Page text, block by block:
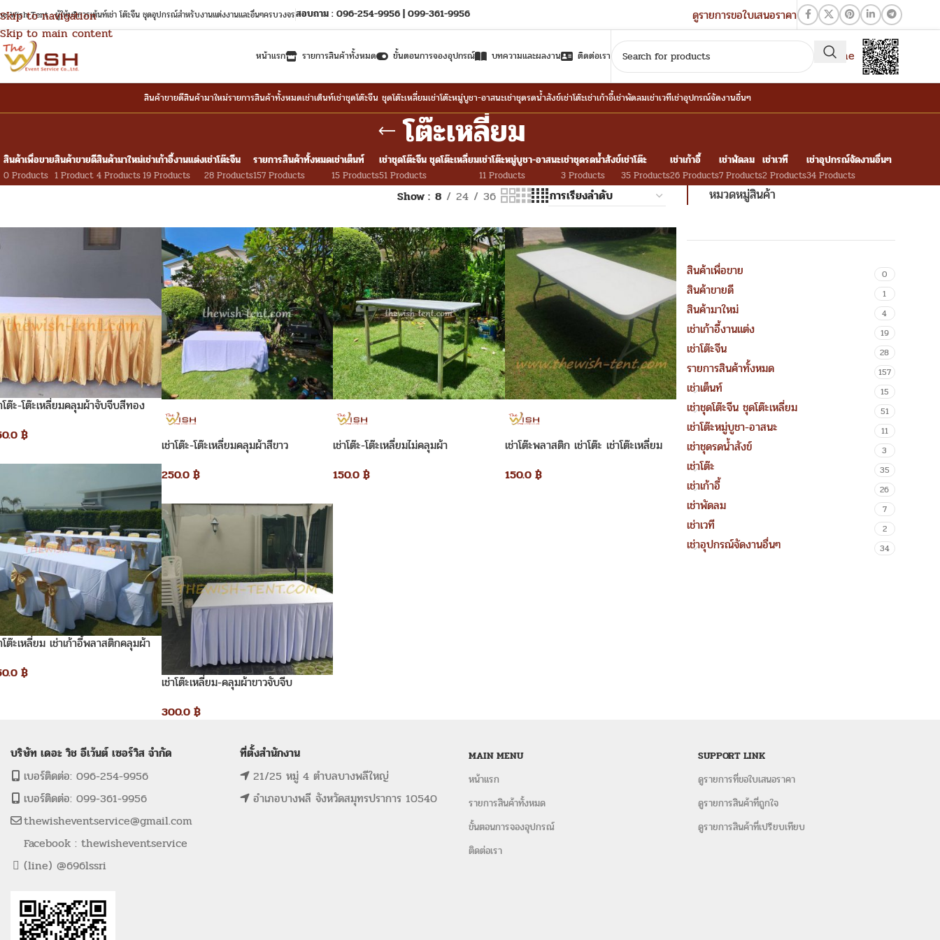
Skip to navigation
Skip to main content
Wish Tent : ผู้ให้บริการเต้นท์เช่า โต๊ะจีน ชุดอุปกรณ์สำหรับงานแต่งงานและอื่นๆครบวงจรสอบถาม : 096-254-9956 | 099-361-9956 ดูรายการขอใบเสนอราคา
หน้าแรก รายการสินค้าทั้งหมด ขั้นตอนการจองอุปกรณ์ บทความและผลงาน ติดต่อเรา QR-Line
สินค้าขายดีสินค้ามาใหม่รายการสินค้าทั้งหมดเช่าเต็นท์เช่าชุดโต๊ะจีน ชุดโต๊ะเหลี่ยมเช่าโต๊ะหมู่บูชา-อาสนะเช่าชุดรดน้ำสังข์เช่าโต๊ะเช่าเก้าอี้เช่าพัดลมเช่าเวทีเช่าอุปกรณ์จัดงานอื่นๆ
โต๊ะเหลี่ยม
สินค้าเพื่อขาย
0 Products
สินค้าขายดี
1 Product
สินค้ามาใหม่
4 Products
เช่าเก้าอี้งานแต่ง
19 Products
เช่าโต๊ะจีน
28 Products
รายการสินค้าทั้งหมด
157 Products
เช่าเต็นท์
15 Products
เช่าชุดโต๊ะจีน ชุดโต๊ะเหลี่ยม
51 Products
เช่าโต๊ะหมู่บูชา-อาสนะ
11 Products
เช่าชุดรดน้ำสังข์
3 Products
เช่าโต๊ะ
35 Products
เช่าเก้าอี้
26 Products
เช่าพัดลม
7 Products
เช่าเวที
2 Products
เช่าอุปกรณ์จัดงานอื่นๆ
34 Products
Show 8 24 36
โต๊ะ-โต๊ะเหลี่ยมคลุมผ้าจับจีบสีทอง
฿
เช่าโต๊ะ-โต๊ะเหลี่ยมคลุมผ้าสีขาว
250.0 ฿
เช่าโต๊ะ-โต๊ะเหลี่ยมไม่คลุมผ้า
150.0฿
เช่าโต๊ะพลาสติก เช่าโต๊ะ เช่าโต๊ะเหลี่ยม
150.0 ฿
โต๊ะเหลี่ยม เช่าเก้าอี้พลาสติกคลุมผ้า
฿
เช่าโต๊ะเหลี่ยม-คลุมผ้าขาวจับจีบ
300.0 ฿
หมวดหมู่สินค้า
สินค้าเพื่อขาย 0
สินค้าขายดี 1
สินค้ามาใหม่ 4
เช่าเก้าอี้งานแต่ง 19
เช่าโต๊ะจีน 28
รายการสินค้าทั้งหมด 157
เช่าเต็นท์ 15
เช่าชุดโต๊ะจีน ชุดโต๊ะเหลี่ยม 51
เช่าโต๊ะหมู่บูชา-อาสนะ 11
เช่าชุดรดน้ำสังข์ 3
เช่าโต๊ะ 35
เช่าเก้าอี้ 26
เช่าพัดลม 7
เช่าเวที 2
เช่าอุปกรณ์จัดงานอื่นๆ 34
บริษัท เดอะ วิช อีเว้นต์ เซอร์วิส จำกัด
เบอร์ติดต่อ: 096-254-9956
เบอร์ติดต่อ: 099-361-9956
thewisheventservice@gmail.com
Facebook : thewisheventservice
(line) @696lssri
ที่ตั้งสำนักงาน
21/25 หมู่ 4 ตำบลบางพลีใหญ่
อำเภอบางพลี จังหวัดสมุทรปราการ 10540
MAIN MENU
หน้าแรก
รายการสินค้าทั้งหมด
ขั้นตอนการจองอุปกรณ์
ติดต่อเรา
SUPPORT LINK
ดูรายการที่ขอใบเสนอราคา
ดูรายการสินค้าที่ถูกใจ
ดูรายการสินค้าที่เปรียบเทียบ